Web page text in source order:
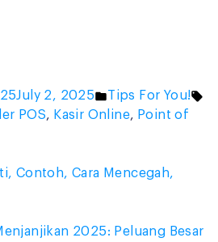
July 2, 2025
Posted
in
Tips For You!
POS, Kasir Online, Point of
Contoh, Cara Mencegah,
2025: Peluang Besar